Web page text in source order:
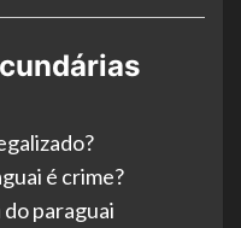
é crime?
paraguai